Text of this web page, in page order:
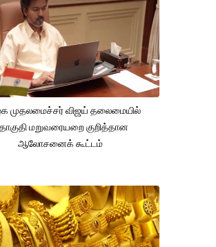
முதலமைச்சர் விஜய் தலைமையில்
மறுவரையறை குறித்தான
ஆலோசனைக் கூட்டம்